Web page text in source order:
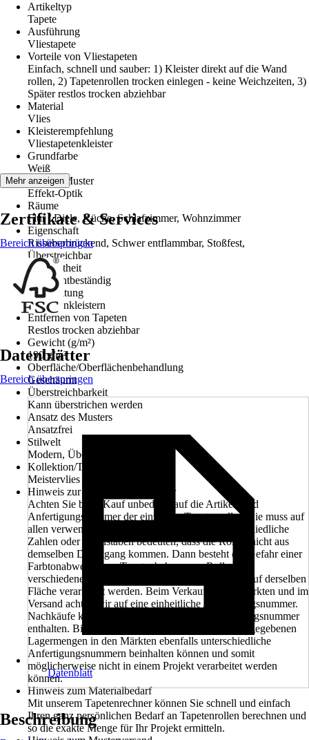
Artikeltyp
Tapete
Ausführung
Vliestapete
Vorteile von Vliestapeten
Einfach, schnell und sauber: 1) Kleister direkt auf die Wand
rollen, 2) Tapetenrollen trocken einlegen - keine Weichzeiten, 3)
Später restlos trocken abziehbar
Material
Vlies
Kleisterempfehlung
Vliestapetenkleister
Grundfarbe
Weiß
Dekor / Muster
Effekt-Optik
Räume
Flur / Diele, Küche, Schlafzimmer, Wohnzimmer
Eigenschaft
Rissüberbrückend, Schwer entflammbar, Stoßfest,
Überstreichbar
Farbechtheit
Gut Lichtbeständig
Verarbeitung
Wand einkleistern
Entfernen von Tapeten
Restlos trocken abziehbar
Gewicht (g/m²)
190 g/m²
Oberfläche/Oberflächenbehandlung
Geschäumt
Überstreichbarkeit
Kann überstrichen werden
Ansatz des Musters
Ansatzfrei
Stilwelt
Modern, Überstreichen
Kollektion/Tapetenbuch
Meistervlies PRO Protect
Hinweis zur Anfertigungsnummer
Achten Sie beim Kauf unbedingt auf die Artikel- und
Anfertigungsnummer der einzelnen Tapetenrollen. Sie muss auf
allen verwendeten Rollen übereinstimmen. Unterschiedliche
Zahlen oder Buchstaben bedeuten, dass die Rollen nicht aus
demselben Druckgang kommen. Dann besteht die Gefahr einer
Farbtonabweichung. Tapetenbahnen aus Rollen mit
verschiedenen Anfertigungsnummern dürfen nicht auf derselben
Fläche verarbeitet werden. Beim Verkauf in den Märkten und im
Versand achten wir auf eine einheitliche Anfertigungsnummer.
Nachkäufe können eine unterschiedliche Anfertigungsnummer
enthalten. Bitte beachten Sie außerdem, dass die angegebenen
Lagermengen in den Märkten ebenfalls unterschiedliche
Anfertigungsnummern beinhalten können und somit
möglicherweise nicht in einem Projekt verarbeitet werden
können.
Hinweis zum Materialbedarf
Mit unserem Tapetenrechner können Sie schnell und einfach
Ihren ganz persönlichen Bedarf an Tapetenrollen berechnen und
so die exakte Menge für Ihr Projekt ermitteln.
Mehr anzeigen
Zertifikate & Services
Bereich überspringen
Datenblätter
Bereich überspringen
Datenblatt
Beschreibung